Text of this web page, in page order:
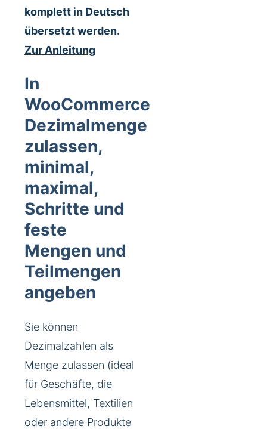
komplett in Deutsch
übersetzt werden.
Zur Anleitung
In
WooCommerce
Dezimalmenge
zulassen,
minimal,
maximal,
Schritte und
feste
Mengen und
Teilmengen
angeben
Sie können
Dezimalzahlen als
Menge zulassen (ideal
für Geschäfte, die
Lebensmittel, Textilien
oder andere Produkte